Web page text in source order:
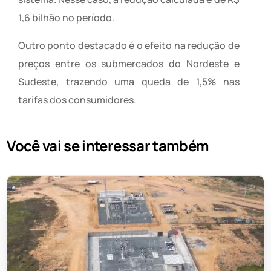
1,6 bilhão no período.
Outro ponto destacado é o efeito na redução de
preços entre os submercados do Nordeste e
Sudeste, trazendo uma queda de 1,5% nas
tarifas dos consumidores.
Você vai se interessar também